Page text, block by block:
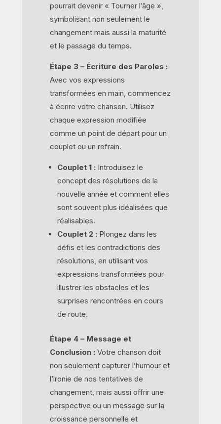
pourrait devenir « Tourner l’âge »,
symbolisant non seulement le
changement mais aussi la maturité
et le passage du temps.
Étape 3 – Écriture des Paroles :
Avec vos expressions
transformées en main, commencez
à écrire votre chanson. Utilisez
chaque expression modifiée
comme un point de départ pour un
couplet ou un refrain.
Couplet 1 : Introduisez le
concept des résolutions de la
nouvelle année et comment elles
sont souvent plus idéalisées que
réalisables.
Couplet 2 : Plongez dans les
défis et les contradictions des
résolutions, en utilisant vos
expressions transformées pour
illustrer les obstacles et les
surprises rencontrées en cours
de route.
Étape 4 – Message et
Conclusion : Votre chanson doit
non seulement capturer l’humour et
l’ironie de nos tentatives de
changement, mais aussi offrir une
perspective ou un message sur la
croissance personnelle et